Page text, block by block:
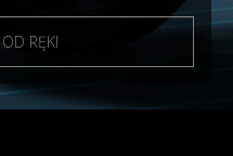
RĘKI